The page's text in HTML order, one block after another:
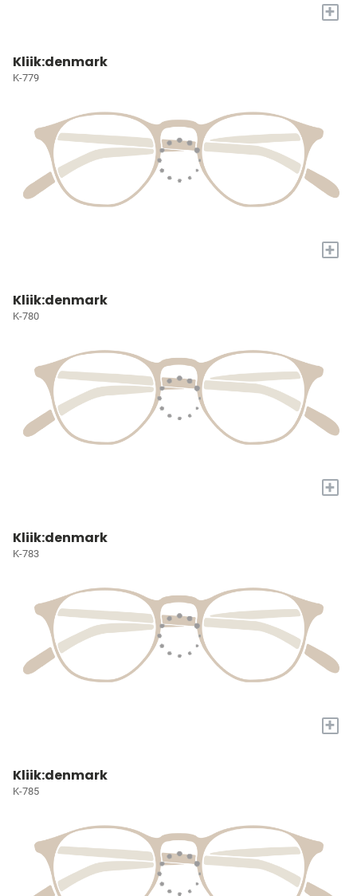
+
Kliik:denmark
K-779
+
Kliik:denmark
K-780
+
Kliik:denmark
K-783
+
Kliik:denmark
K-785